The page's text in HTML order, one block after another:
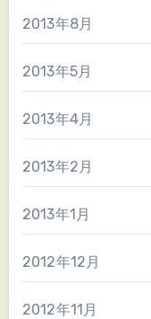
2013年8月
2013年5月
2013年4月
2013年2月
2013年1月
2012年12月
2012年11月